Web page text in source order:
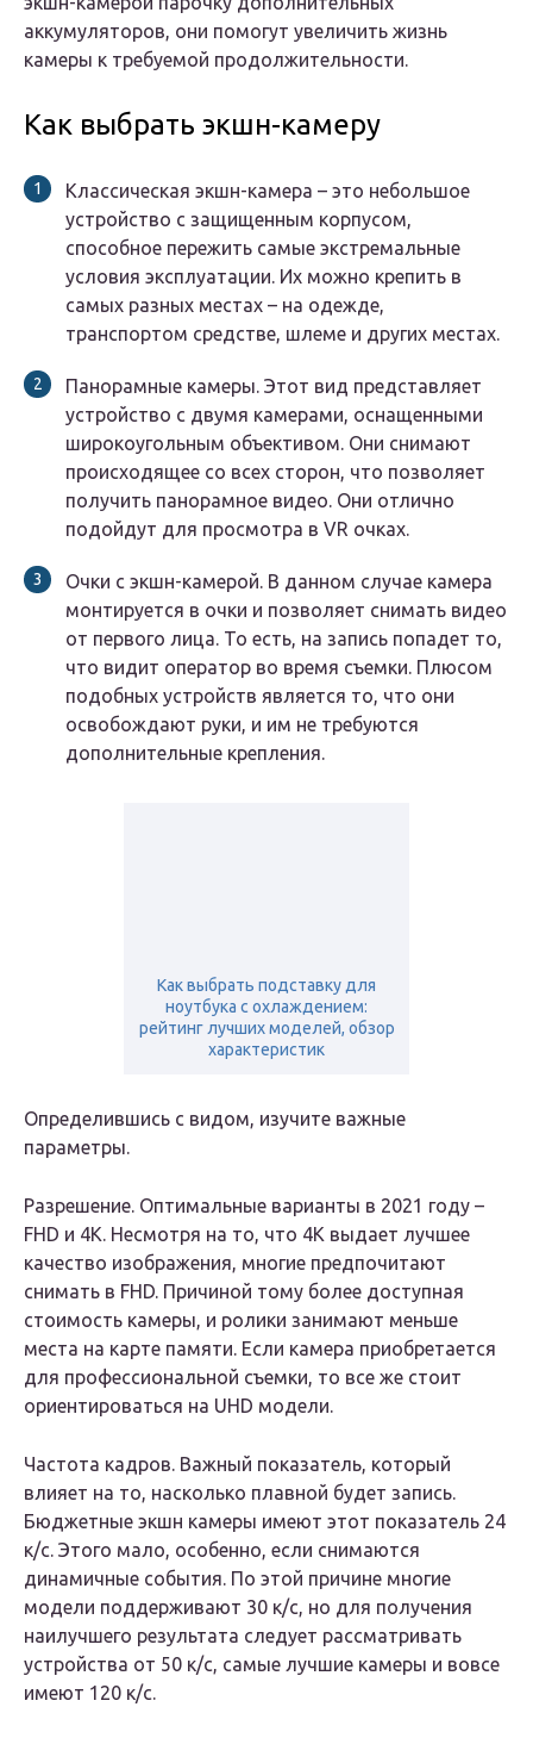
аккумуляторов, они помогут увеличить жизнь
камеры к требуемой продолжительности.
Как выбрать экшн-камеру
Классическая экшн-камера – это небольшое
устройство с защищенным корпусом,
способное пережить самые экстремальные
условия эксплуатации. Их можно крепить в
самых разных местах – на одежде,
транспортом средстве, шлеме и других местах.
Панорамные камеры. Этот вид представляет
устройство с двумя камерами, оснащенными
широкоугольным объективом. Они снимают
происходящее со всех сторон, что позволяет
получить панорамное видео. Они отлично
подойдут для просмотра в VR очках.
Очки с экшн-камерой. В данном случае камера
монтируется в очки и позволяет снимать видео
от первого лица. То есть, на запись попадет то,
что видит оператор во время съемки. Плюсом
подобных устройств является то, что они
освобождают руки, и им не требуются
дополнительные крепления.
Как выбрать подставку для
ноутбука с охлаждением:
рейтинг лучших моделей, обзор
характеристик
Определившись с видом, изучите важные
параметры.
Разрешение. Оптимальные варианты в 2021 году –
FHD и 4K. Несмотря на то, что 4K выдает лучшее
качество изображения, многие предпочитают
снимать в FHD. Причиной тому более доступная
стоимость камеры, и ролики занимают меньше
места на карте памяти. Если камера приобретается
для профессиональной съемки, то все же стоит
ориентироваться на UHD модели.
Частота кадров. Важный показатель, который
влияет на то, насколько плавной будет запись.
Бюджетные экшн камеры имеют этот показатель 24
к/с. Этого мало, особенно, если снимаются
динамичные события. По этой причине многие
модели поддерживают 30 к/с, но для получения
наилучшего результата следует рассматривать
устройства от 50 к/с, самые лучшие камеры и вовсе
имеют 120 к/с.